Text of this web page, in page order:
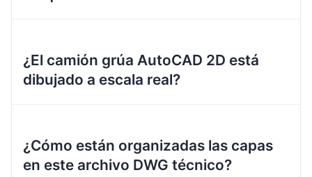
¿El camión grúa AutoCAD 2D está
dibujado a escala real?
¿Cómo están organizadas las capas
en este archivo DWG técnico?